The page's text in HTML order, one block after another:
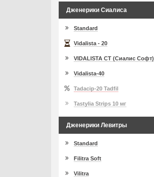
Дженерики Сиалиса
Standard
Vidalista - 20
VIDALISTA CT (Сиалис Софт)
Vidalista-40
Tadacip-20 Tadfil
Tastylia Strips 10 мг
Дженерики Левитры
Standard
Filitra Soft
Vilitra